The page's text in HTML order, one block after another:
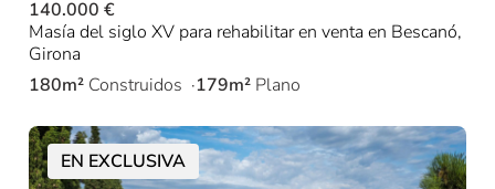
140.000 €
Masía del siglo XV para rehabilitar en venta en Bescanó,
Girona
180m² Construidos 179m² Plano
EN EXCLUSIVA